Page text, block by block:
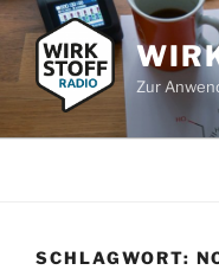
Zum
Inhalt
springen
Zur
SCHLAGWORT: